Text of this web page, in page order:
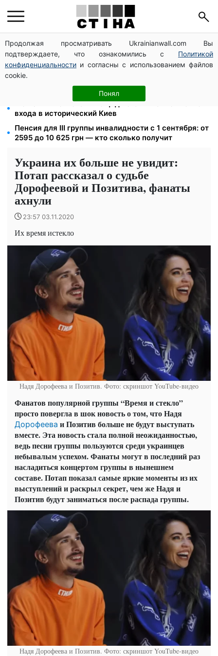
Продолжая просматривать Ukrainianwall.com Вы
подтверждаете, что ознакомились с Политикой
конфиденциальности и согласны с использованием файлов
cookie.
Понял
Пенсия по инвалидности III группы с сентября: от
2595 до 10 625 грн — кто сколько получит
Новый знак на центральной улице: водителям
грузовиков запретили остановку — штраф до 680
Может ли Почтовая площадь стать главной точкой
входа в исторический Киев
Пенсия для III группы инвалидности с 1 сентября: от
2595 до 10 625 грн — кто сколько получит
Украина их больше не увидит:
Потап рассказал о судьбе
Дорофеевой и Позитива, фанаты
ахнули
23:57 03.11.2020
Их время истекло
Надя Дорофеева и Позитив. Фото: скриншот YouTube-видео
Фанатов популярной группы “Время и стекло”
просто повергла в шок новость о том, что Надя
Дорофеева и Позитив больше не будут выступать
вместе. Эта новость стала полной неожиданностью,
ведь песни группы пользуются среди украинцев
небывалым успехом. Фанаты могут в последний раз
насладиться концертом группы в нынешнем
составе. Потап показал самые яркие моменты из их
выступлений ираскрылсекрет, чем же Надя и
Позитив будут заниматься после распада группы.
Надя Дорофеева и Позитив. Фото: скриншот YouTube-видео